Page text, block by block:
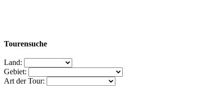
Tourensuche
Land:
Gebiet:
Art der Tour: